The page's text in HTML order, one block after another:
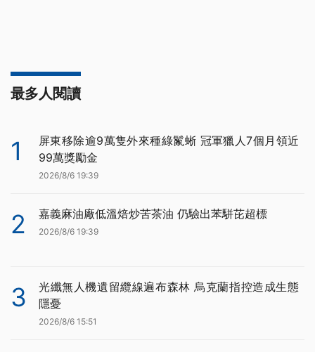
最多人閱讀
1
屏東移除逾9萬隻外來種綠鬣蜥 冠軍獵人7個月領近
99萬獎勵金
2026/8/6 19:39
2 嘉義麻油廠低溫焙炒苦茶油 仍驗出苯駢芘超標
2026/8/6 19:39
3
光纖無人機遺留纜線遍布森林 烏克蘭指控造成生態
隱憂
2026/8/6 15:51